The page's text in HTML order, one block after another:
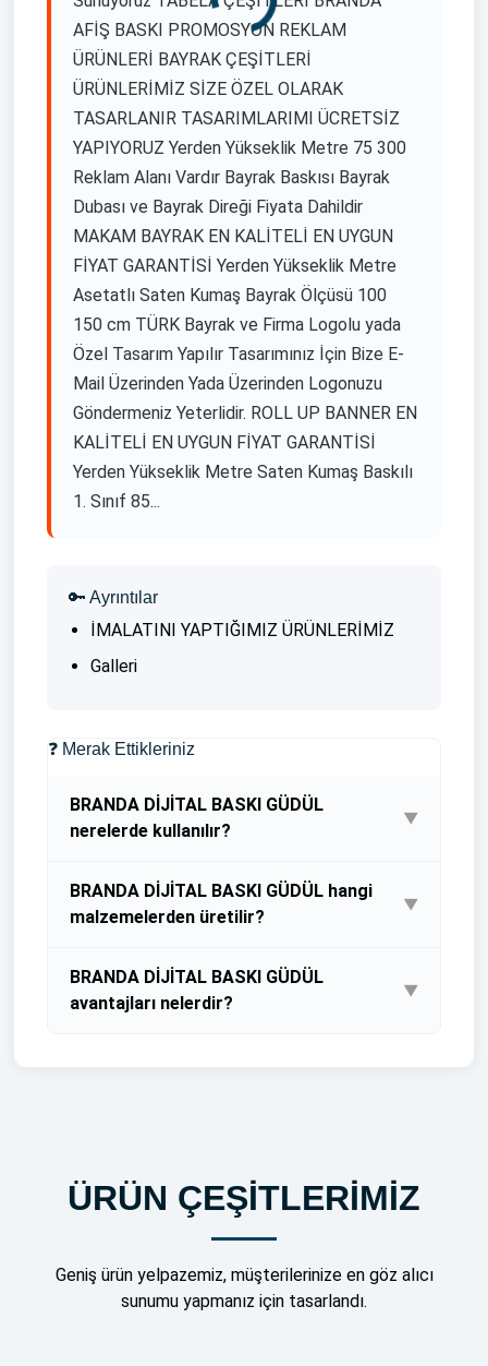
AFİŞ BASKI PROMOSYON REKLAM
ÜRÜNLERİ BAYRAK ÇEŞİTLERİ
ÜRÜNLERİMİZ SİZE ÖZEL OLARAK
TASARLANIR TASARIMLARIMI ÜCRETSİZ
YAPIYORUZ Yerden Yükseklik Metre 75 300
Reklam Alanı Vardır Bayrak Baskısı Bayrak
Dubası ve Bayrak Direği Fiyata Dahildir
MAKAM BAYRAK EN KALİTELİ EN UYGUN
FİYAT GARANTİSİ Yerden Yükseklik Metre
Asetatlı Saten Kumaş Bayrak Ölçüsü 100
150 cm TÜRK Bayrak ve Firma Logolu yada
Özel Tasarım Yapılır Tasarımınız İçin Bize E-
Mail Üzerinden Yada Üzerinden Logonuzu
Göndermeniz Yeterlidir. ROLL UP BANNER EN
KALİTELİ EN UYGUN FİYAT GARANTİSİ
Yerden Yükseklik Metre Saten Kumaş Baskılı
1. Sınıf 85...
🔑 Ayrıntılar
İMALATINI YAPTIĞIMIZ ÜRÜNLERİMİZ
Galleri
❓ Merak Ettikleriniz
BRANDA DİJİTAL BASKI GÜDÜL
nerelerde kullanılır?
▼
BRANDA DİJİTAL BASKI GÜDÜL hangi
malzemelerden üretilir?
▼
Kaliteli ve En Sağlam Malzemelerden İmal
Ettiğimiz Ürünlerimizi En Uygun Fiyatlar ve 1.
BRANDA DİJİTAL BASKI GÜDÜL
avantajları nelerdir?
▼
ÜRÜN ÇEŞİTLERİMİZ
Geniş ürün yelpazemiz, müşterilerinize en göz alıcı
sunumu yapmanız için tasarlandı.